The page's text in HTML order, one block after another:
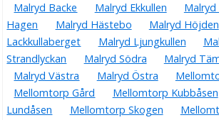
Malryd Backe
Malryd Ekkullen Malryd
Hagen
Malryd Hästebo Malryd Höjden
Lackkullaberget
Malryd Ljungkullen
Strandlyckan
Malryd Södra Malryd
Malryd Västra
Malryd Östra
Mellomtorp Gård
Mellomtorp Kubbåsen
Lundåsen
Mellomtorp Skogen